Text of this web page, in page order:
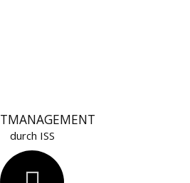
durch ISS